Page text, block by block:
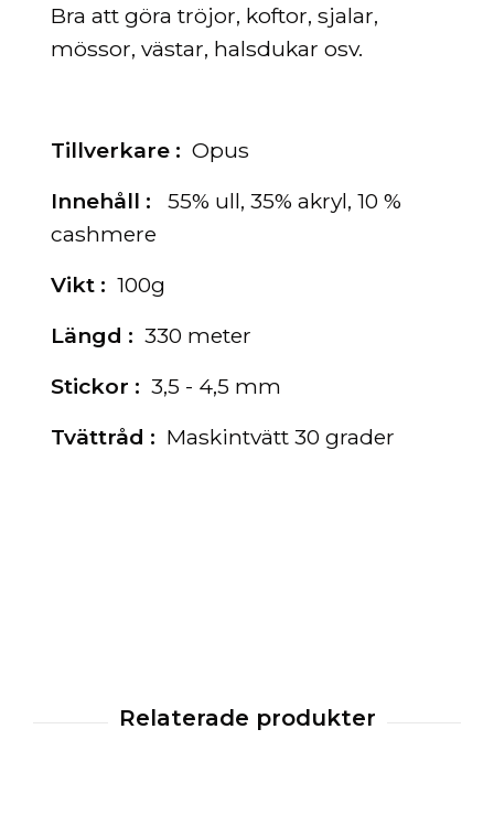
Bra att göra tröjor, koftor, sjalar,
mössor, västar, halsdukar osv.
Tillverkare : Opus
Innehåll :
55% ull, 35% akryl, 10 %
cashmere
Vikt : 100g
Längd : 330 meter
Stickor : 3,5 - 4,5 mm
Tvättråd : Maskintvätt 30 grader